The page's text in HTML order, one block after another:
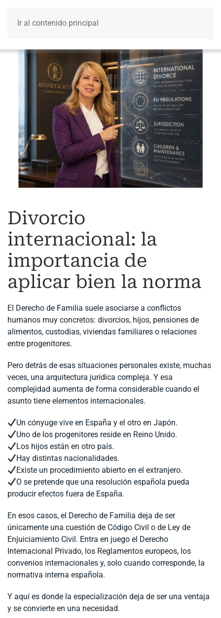
Ir al contenido principal
Divorcio
internacional: la
importancia de
aplicar bien la norma
El Derecho de Familia suele asociarse a conflictos
humanos muy concretos: divorcios, hijos, pensiones de
alimentos, custodias, viviendas familiares o relaciones
entre progenitores.
Pero detrás de esas situaciones personales existe, muchas
veces, una arquitectura jurídica compleja. Y esa
complejidad aumenta de forma considerable cuando el
asunto tiene elementos internacionales.
Un cónyuge vive en España y el otro en Japón.
Uno de los progenitores reside en Reino Unido.
Los hijos están en otro país.
Hay distintas nacionalidades.
Existe un procedimiento abierto en el extranjero.
O se pretende que una resolución española pueda
producir efectos fuera de España.
En esos casos, el Derecho de Familia deja de ser
únicamente una cuestión de Código Civil o de Ley de
Enjuiciamiento Civil. Entra en juego el Derecho
Internacional Privado, los Reglamentos europeos, los
convenios internacionales y, solo cuando corresponde, la
normativa interna española.
Y aquí es donde la especialización deja de ser una ventaja
y se convierte en una necesidad.